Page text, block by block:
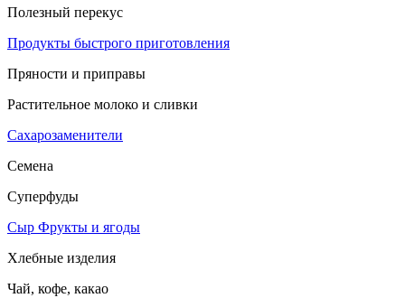
Полезный перекус
Продукты быстрого приготовления
Пряности и приправы
Растительное молоко и сливки
Сахарозаменители
Семена
Суперфуды
Сыр Фрукты и ягоды
Хлебные изделия
Чай, кофе, какао